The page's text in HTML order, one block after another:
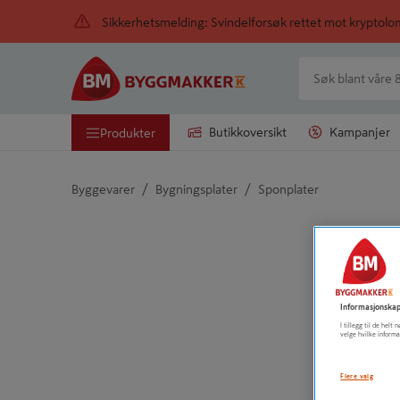
Sikkerhetsmelding: Svindelforsøk rettet mot
Produkter Butikkoversikt Kampanjer
Byggevarer / Bygningsplater / Sponplater
Detaljert beskrivelse finnes i produktbeskrivelsen
I tillegg til de helt
velge hvilke
Flere valg